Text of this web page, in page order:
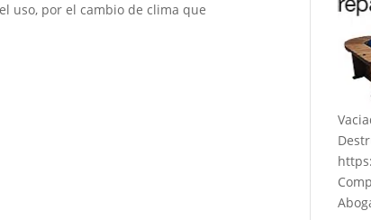
uso, por el cambio de clima que